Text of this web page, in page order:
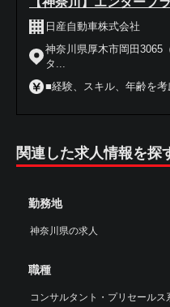
日産自動車株式会社
神奈川県厚木市岡田3065
タ...
■経験、スキル、年齢を
関連した求人情報を探
勤務地
神奈川県の求人
職種
コンサルタント・プリセールス